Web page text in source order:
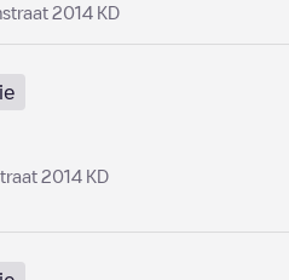
2014 KD
2014 KD